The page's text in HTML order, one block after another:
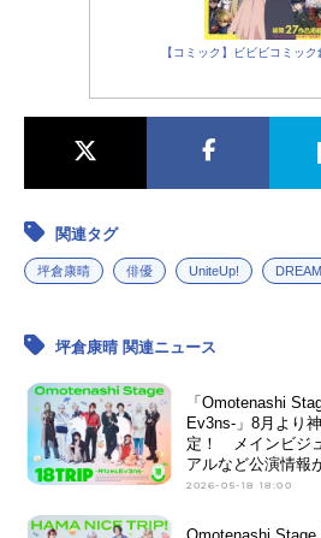
【コミック】ビビビコミッ
関連タグ
坪倉康晴 俳優 UniteUp!
坪倉康晴 関連ニュース
「Omotenashi
Ev3ns-」8月より
定！ メインビジ
アルなど公演情報
2026-05-18 18:00